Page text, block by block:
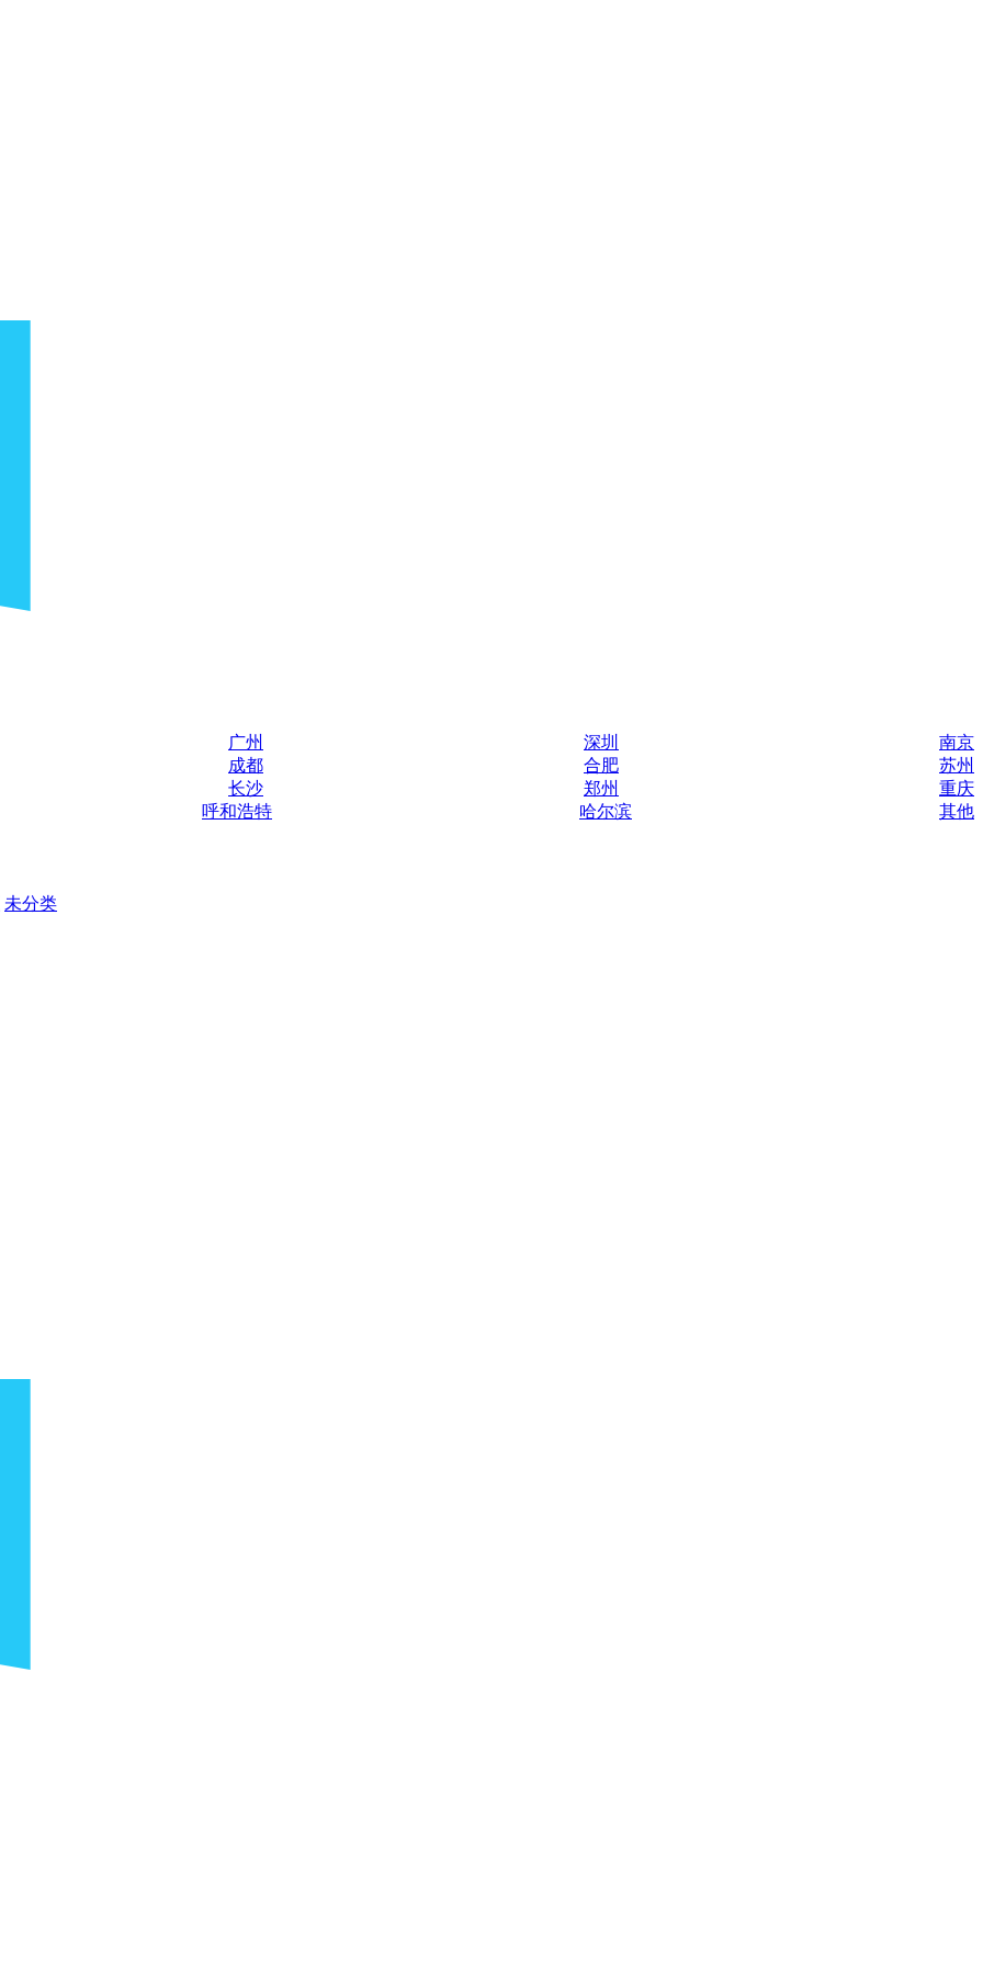
广州 深圳
南京
成都 合肥
苏州
长沙 郑州
重庆
呼和浩特 哈尔滨
其他
未分类